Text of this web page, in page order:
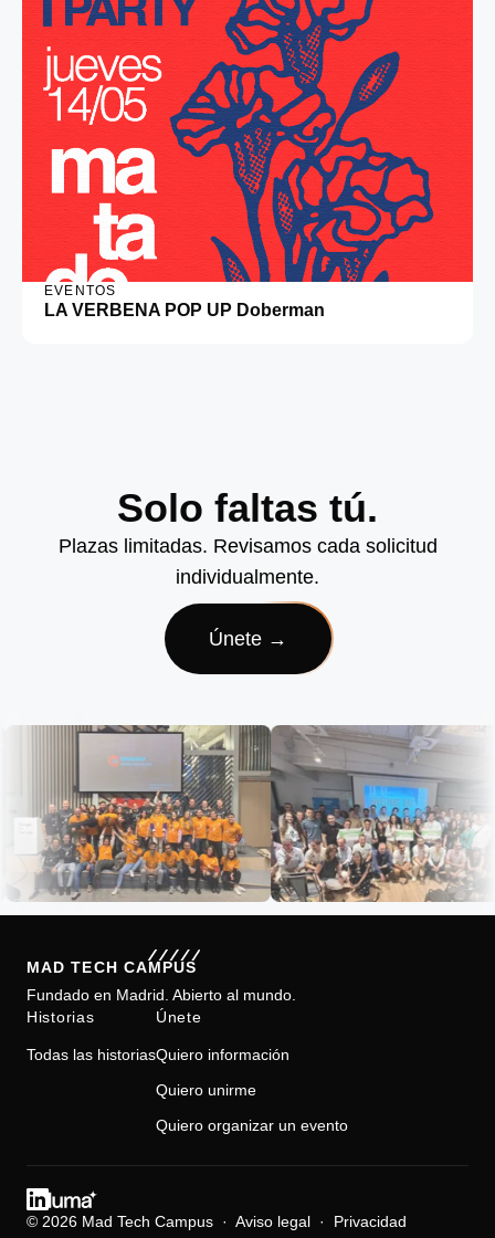
EVENTOS
LA VERBENA POP UP Doberman
Solo faltas tú.
Plazas limitadas. Revisamos cada solicitud
individualmente.
Únete →
MAD TECH CAMPUS
Fundado en Madrid. Abierto al mundo.
Historias
Todas las historias
Únete
Quiero información
Quiero unirme
Quiero organizar un evento
LinkedIn
Luma
© 2026 Mad Tech Campus · Aviso legal · Privacidad